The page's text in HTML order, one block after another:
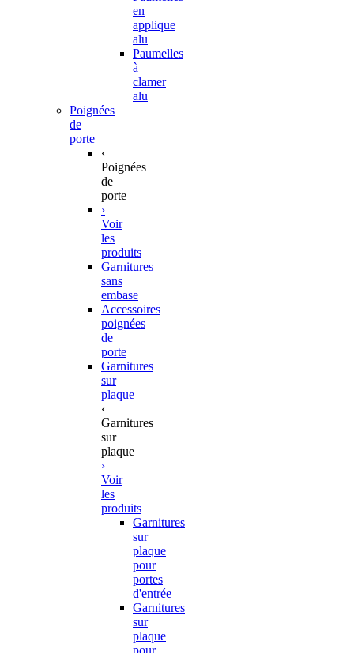
en
applique
alu
Paumelles
à
clamer
alu
Poignées
de
porte
‹
Poignées
de
porte
›
Voir
les
produits
Garnitures
sans
embase
Accessoires
poignées
de
porte
Garnitures
sur
plaque
‹
Garnitures
sur
plaque
›
Voir
les
produits
Garnitures
sur
plaque
pour
portes
d'entrée
Garnitures
sur
plaque
pour